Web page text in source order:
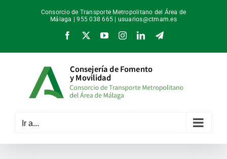
Consorcio de Transporte Metropolitano del Área de
Málaga | 955 038 665 | usuarios@ctmam.es
Facebook
X YouTubeInstagramLinkedInTelegram
Ir a...